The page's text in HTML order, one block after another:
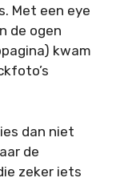
Met een eye
de ogen
kwam
dan niet
de
zeker iets